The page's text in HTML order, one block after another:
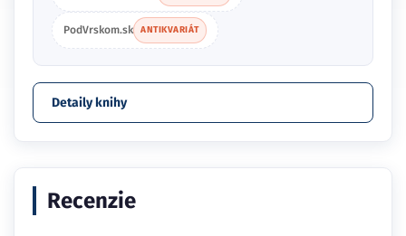
PodVrskom.sk ANTIKVARIÁT
Detaily knihy
Recenzie